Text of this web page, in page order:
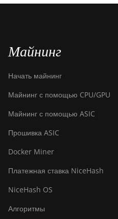
Майнинг
Начать майнинг
Майнинг с помощью CPU/GPU
Майнинг с помощью ASIC
Прошивка ASIC
Docker Miner
Платежная ставка NiceHash
NiceHash OS
Алгоритмы